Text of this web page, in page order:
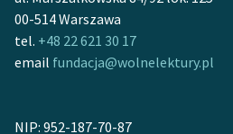
00-514 Warszawa
tel. +48 22 621 30 17
email fundacja@wolnelektury.pl
NIP: 952-187-70-87